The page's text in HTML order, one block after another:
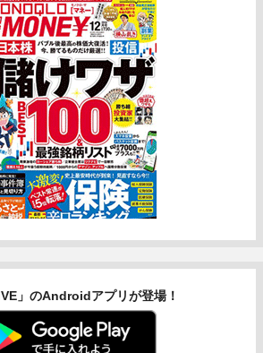
」のAndroidアプリが登場！